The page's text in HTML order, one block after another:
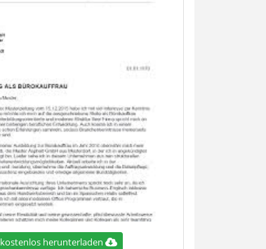
kostenlos herunterladen